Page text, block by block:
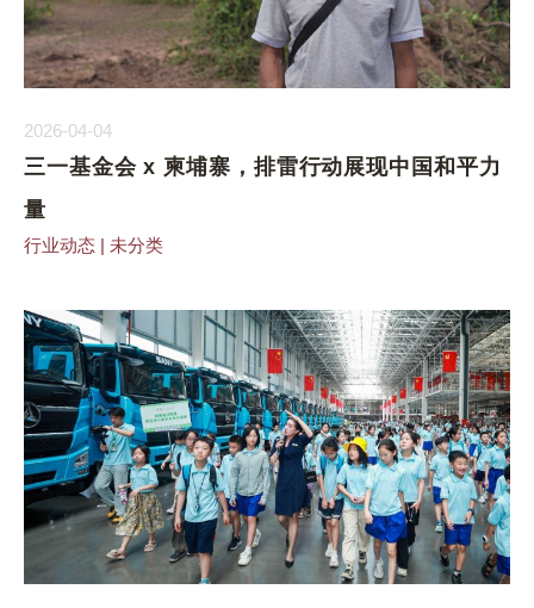
2026-04-04
三一基金会 x 柬埔寨，排雷行动展现中国和平力
量
行业动态 | 未分类